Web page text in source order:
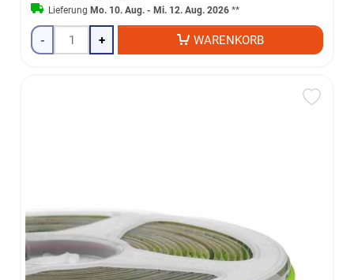
LieferungMo. 10. Aug. - Mi. 12. Aug. 2026 **
- + WARENKORB